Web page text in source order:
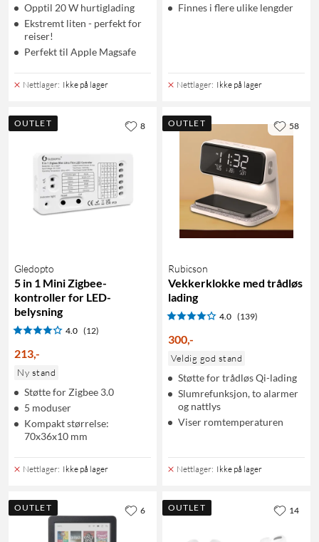
Opptil 20 W hurtiglading
Ekstremt liten - perfekt for
reiser!
Perfekt til Apple Magsafe
Nettlager: Ikke på lager
Finnes i flere ulike lengder
Nettlager: Ikke på lager
OUTLET
Gledopto
5 in 1 Mini Zigbee-
kontroller for LED-
belysning
4.0 (12)
213,-
Ny stand
Støtte for Zigbee 3.0
5 moduser
Kompakt størrelse:
70x36x10 mm
Nettlager: Ikke på lager
8 OUTLET
Rubicson
Vekkerklokke med trådløs
lading
4.0 (139)
300,-
Veldig god stand
Støtte for trådløs Qi-lading
Slumrefunksjon, to alarmer
og nattlys
Viser romtemperaturen
Nettlager: Ikke på lager
58
OUTLET 6 OUTLET 14